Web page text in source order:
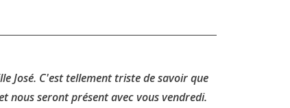
José. C'est tellement triste de savoir que
nous seront présent avec vous vendredi.